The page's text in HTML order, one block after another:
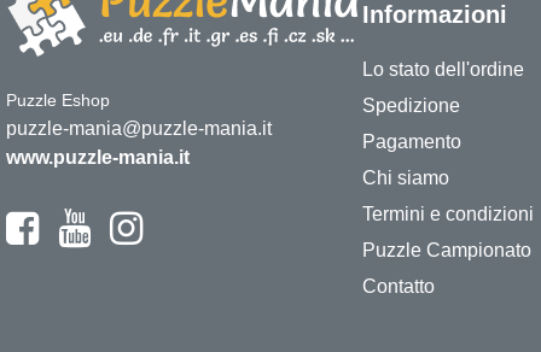
Puzzle Eshop
puzzle-mania@puzzle-mania.it
www.puzzle-mania.it
Informazioni
Lo stato dell'ordine
Spedizione
Pagamento
Chi siamo
Termini e condizioni
Puzzle Campionato
Contatto